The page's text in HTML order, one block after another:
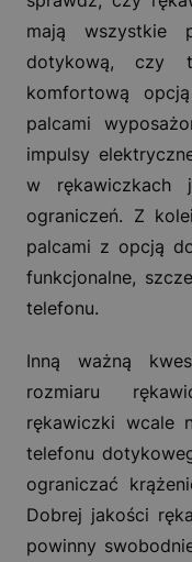
mają wszystkie
dotykową, czy
komfortową
palcami
impulsy
w rękawiczkach
ograniczeń. Z
palcami z opcją
funkcjonalne,
telefonu.
Inną ważną
rozmiaru
rękawiczki wcale
telefonu
ograniczać
Dobrej jakości
powinny